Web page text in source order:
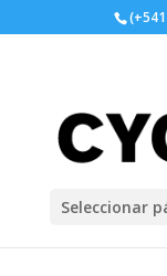
Seleccionar